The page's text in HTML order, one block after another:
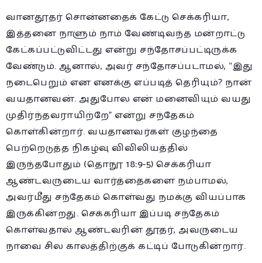
வானதூதர் சொன்னதைக் கேட்டு செக்கரியா,
இத்தனை நாளும் நாம் வேண்டிவந்த மன்றாட்டு
கேட்கப்பட்டுவிட்டது என்று சந்தோசப்பட்டிருக்க
வேண்டும். ஆனால், அவர் சந்தோசப்படாமல், “இது
நடைபெறும் என எனக்கு எப்படித் தெரியும்? நான்
வயதானவன். அதுபோல என் மனைவியும் வயது
முதிர்ந்தவராயிற்றே” என்று சந்தேகம்
கொள்கின்றார். வயதானவர்கள் குழந்தை
பெற்றெடுத்த நிகழ்வு விவிலியத்தில்
இருந்தபோதும் (தொநூ 18:9-5) செக்கரியா
ஆண்டவருடைய வார்த்தைகளை நம்பாமல்,
அவர்மீது சந்தேகம் கொள்வது நமக்கு வியப்பாக
இருக்கின்றது. செக்கரியா இப்படி சந்தேகம்
கொள்வதால் ஆண்டவரின் தூதர், அவருடைய
நாவை சில காலத்திற்குக் கட்டிப் போடுகின்றார்.